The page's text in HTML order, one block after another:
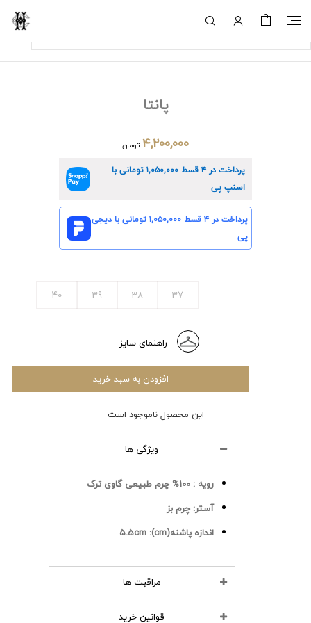
پانتا
۴,۲۰۰,۰۰۰ تومان
پرداخت در ۴ قسط ۱,۰۵۰,۰۰۰تومانی با
اسنپ پی
پرداخت در ۴ قسط ۱,۰۵۰,۰۰۰تومانی با دیجی
پی
37
38
39
40
راهنمای سایز
افزودن به سبد خرید
این محصول ناموجود است
ویژگی ها
رویه : 100% چرم طبیعی گاوی ترک
آستر: چرم بز
اندازه پاشنه(cm):
5.5cm
مراقبت ها
محصولات چرمی را نشویید
قوانین خرید